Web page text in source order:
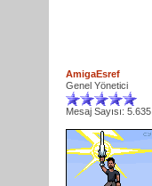
AmigaEsref
Genel Yönetici
Mesaj Sayısı: 5.635